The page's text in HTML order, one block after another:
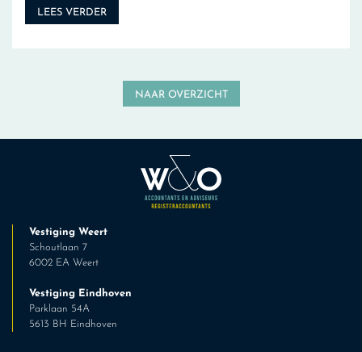
LEES VERDER
NAAR OVERZICHT
Vestiging Weert
Schoutlaan 7
6002 EA Weert
Vestiging Eindhoven
Parklaan 54A
5613 BH Eindhoven